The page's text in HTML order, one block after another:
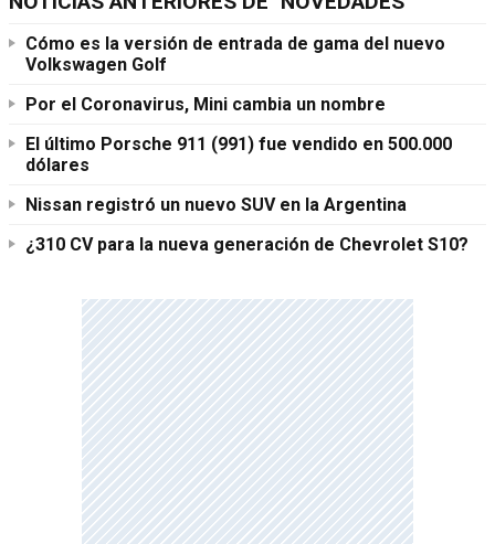
Cómo es la versión de entrada de gama del nuevo
Volkswagen Golf
Por el Coronavirus, Mini cambia un nombre
El último Porsche 911 (991) fue vendido en 500.000
dólares
Nissan registró un nuevo SUV en la Argentina
¿310 CV para la nueva generación de Chevrolet S10?